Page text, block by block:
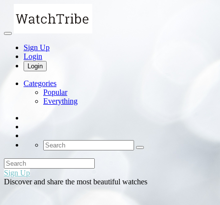
Sign Up
Login
Login
Categories
Popular
Everything
Sign Up
Discover and share the most beautiful watches